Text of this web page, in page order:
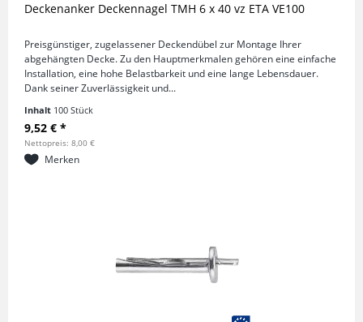
Deckenanker Deckennagel TMH 6 x 40 vz ETA VE100
Preisgünstiger, zugelassener Deckendübel zur Montage Ihrer
abgehängten Decke. Zu den Hauptmerkmalen gehören eine einfache
Installation, eine hohe Belastbarkeit und eine lange Lebensdauer.
Dank seiner Zuverlässigkeit und...
Inhalt 100 Stück
9,52 € *
Nettopreis: 8,00 €
Merken